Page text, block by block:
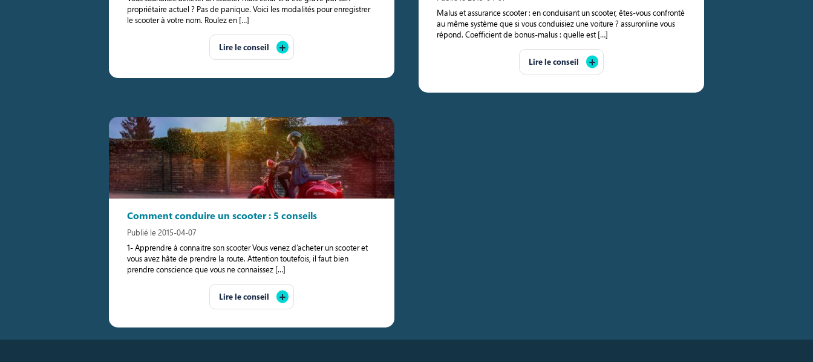
propriétaire actuel ? Pas de panique. Voici les modalités pour enregistrer
le scooter à votre nom. Roulez en […]
Lire le conseil
Malus et assurance scooter : en conduisant un scooter, êtes-vous confronté
au même système que si vous conduisiez une voiture ? assuronline vous
répond. Coefficient de bonus-malus : quelle est […]
Lire le conseil
Comment conduire un scooter : 5 conseils
Publié le 2015-04-07
1- Apprendre à connaitre son scooter Vous venez d’acheter un scooter et
vous avez hâte de prendre la route. Attention toutefois, il faut bien
prendre conscience que vous ne connaissez […]
Lire le conseil